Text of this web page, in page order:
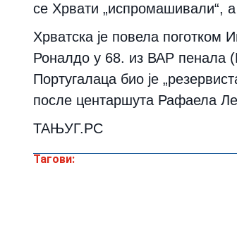
се Хрвати „испромашивали“,
Хрватска је повела поготком
Роналдо у 68. из ВАР пенала
Португалаца био је
после центаршута Рафаела
ТАЊУГ.РС
Тагови: